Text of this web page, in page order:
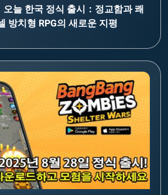
오늘 한국 정식 출시：정교함과 쾌
방치형 RPG의 새로운 지평